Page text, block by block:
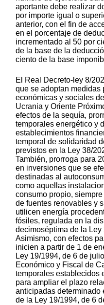
aportante debe realizar
por importe igual o
anterior, con el fin de
en el porcentaje de
incrementado al 50 por
de la base de la
ciento de la base
El Real Decreto-ley 8/
que se adoptan medidas
económicas y sociales
Ucrania y Oriente
efectos de la sequía,
temporales energético y
establecimientos
temporal de solidaridad
previstos en la Ley 38/
También, prorroga para
en inversiones que se
destinadas al
como aquellas
consumo propio,
de fuentes renovables y
utilicen energía
fósiles, regulada en la
decimoséptima de la
Asimismo, con efectos
inicien a partir de 1 de
Ley 19/1994, de 6 de
Económico y Fiscal de
temporales establecidos
para ampliar el plazo
anticipadas determinado
de la Ley 19/1994, de 6